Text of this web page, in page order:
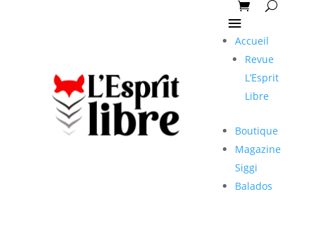
Accueil
Revue
L’Esprit
Libre
Boutique
Magazine
Siggi
Balados